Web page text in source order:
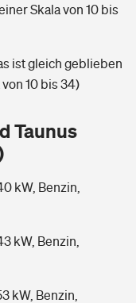
Haus?
im Alter?
Skala von 10 bis
ist gleich geblieben
10 bis 34)
Taunus
kW, Benzin,
kW, Benzin,
kW, Benzin,